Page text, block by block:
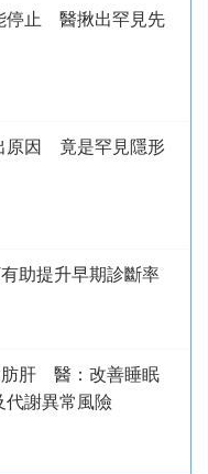
停止 醫揪出罕見先
原因 竟是罕見隱形
助提升早期診斷率
肪肝 醫：改善睡眠
代謝異常風險